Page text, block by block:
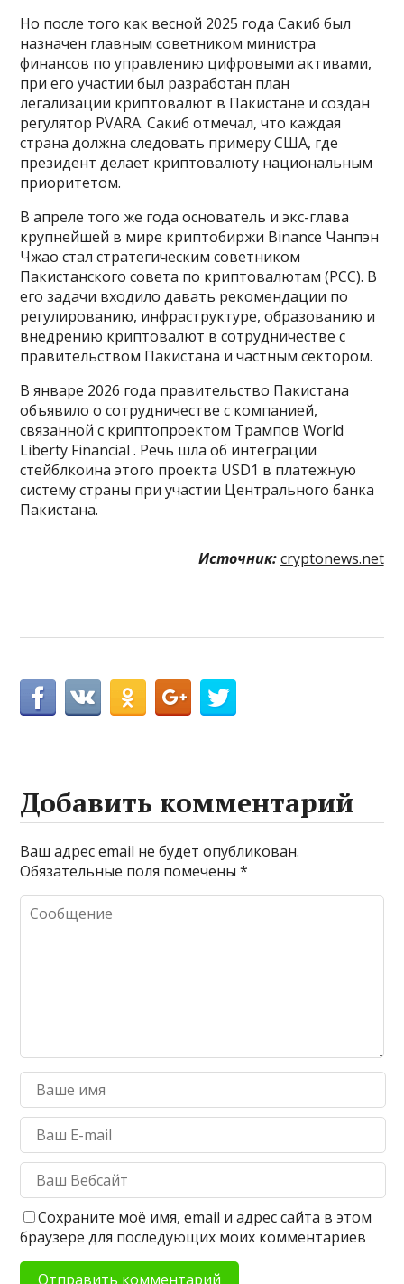
Но после того как весной 2025 года Сакиб был
назначен главным советником министра
финансов по управлению цифровыми активами,
при его участии был разработан план
легализации криптовалют в Пакистане и создан
регулятор PVARA. Сакиб отмечал, что каждая
страна должна следовать примеру США, где
президент делает криптовалюту национальным
приоритетом.
В апреле того же года основатель и экс-глава
крупнейшей в мире криптобиржи Binance Чанпэн
Чжао стал стратегическим советником
Пакистанского совета по криптовалютам (PCC). В
его задачи входило давать рекомендации по
регулированию, инфраструктуре, образованию и
внедрению криптовалют в сотрудничестве с
правительством Пакистана и частным сектором.
В январе 2026 года правительство Пакистана
объявило о сотрудничестве с компанией,
связанной с криптопроектом Трампов World
Liberty Financial . Речь шла об интеграции
стейблкоина этого проекта USD1 в платежную
систему страны при участии Центрального банка
Пакистана.
Источник: cryptonews.net
Добавить комментарий
Ваш адрес email не будет опубликован.
Обязательные поля помечены*
Сохраните моё имя, email и адрес сайта в этом
браузере для последующих моих комментариев